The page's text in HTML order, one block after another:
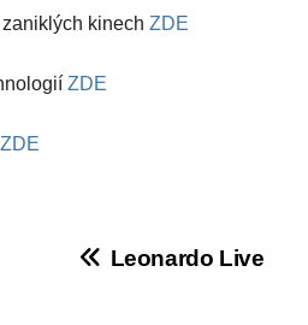
kinech ZDE
ZDE
ZDE
Leonardo Live